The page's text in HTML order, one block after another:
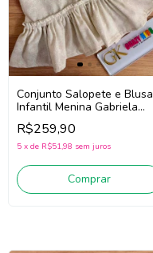
Conjunto Salopete e Blusa
Infantil Menina Gabriela
Aquarela 262026
(Bege/Branco)
R$259,90
5 x de R$51,98 sem juros
Comprar